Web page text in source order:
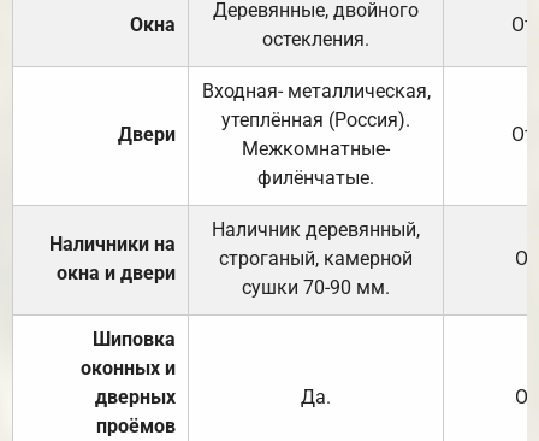
Окна
Деревянные, двойного
остекления.
Двери
Входная- металлическая,
утеплённая (Россия).
Межкомнатные-
филёнчатые.
Наличники на
окна и двери
Наличник деревянный,
строганый, камерной
сушки 70-90 мм.
Шиповка
оконных и
дверных
проёмов
Да.